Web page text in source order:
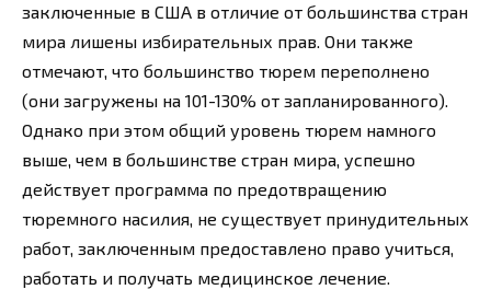
заключенные в США в отличие от большинства стран
мира лишены избирательных прав. Они также
отмечают, что большинство тюрем переполнено
(они загружены на 101-130% от запланированного).
Однако при этом общий уровень тюрем намного
выше, чем в большинстве стран мира, успешно
действует программа по предотвращению
тюремного насилия, не существует принудительных
работ, заключенным предоставлено право учиться,
работать и получать медицинское лечение.